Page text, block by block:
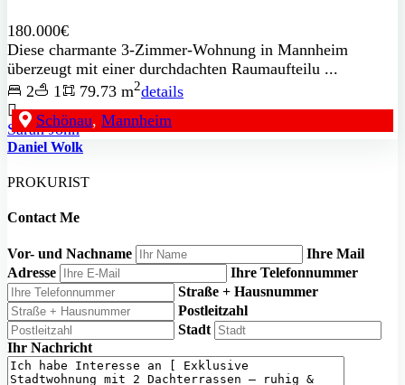
Schönau, Mannheim
180.000€
Diese charmante 3-Zimmer-Wohnung in Mannheim
überzeugt mit einer durchdachten Raumaufteilu ...
2
1 79.73 m2details
Sarah John
Daniel Wolk
PROKURIST
Contact Me
Vor- und Nachname
Ihre Mail
Adresse
Ihre Telefonnummer
Straße + Hausnummer
Postleitzahl
Stadt
Ihr Nachricht